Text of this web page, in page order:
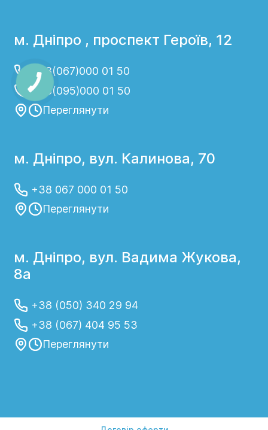
м. Дніпро , проспект Героїв, 12
+38(067)000 01 50
+38(095)000 01 50
Переглянути
м. Дніпро, вул. Калинова, 70
+38 067 000 01 50
Переглянути
м. Дніпро, вул. Вадима Жукова,
8а
+38 (050) 340 29 94
+38 (067) 404 95 53
Переглянути